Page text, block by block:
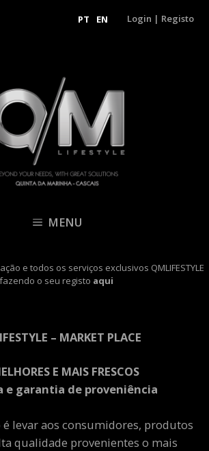
PT EN Login | Registo
MENU
e todos os serviços exclusivos QMLIFESTYLE
fazendo o seu registo aqui
– MARKET PLACE
E MAIS FRESCOS
e garantia de proveniência
é levar aos consumidores, produtos
qualidade provenientes o mais